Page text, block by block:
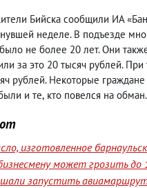
Бийска сообщили ИА
неделе. В подъезде
не более 20 лет. Они
за это 20 тысяч рублей.
рублей. Некоторые
и те, кто повелся на обман.
изготовленное
может грозить до
запустить авиамаршрут